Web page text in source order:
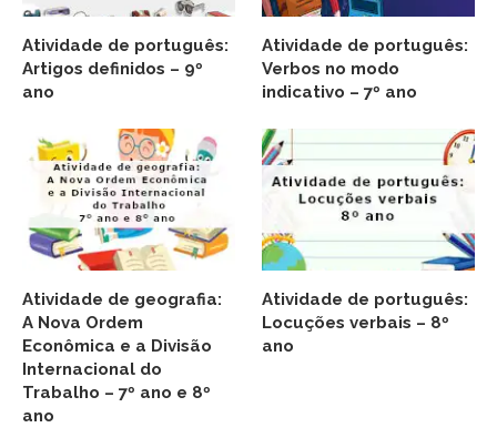
Atividade de português:
Artigos definidos – 9º
ano
Atividade de português:
Verbos no modo
indicativo – 7º ano
Atividade de geografia:
A Nova Ordem
Econômica e a Divisão
Internacional do
Trabalho – 7º ano e 8º
ano
Atividade de português:
Locuções verbais – 8º
ano